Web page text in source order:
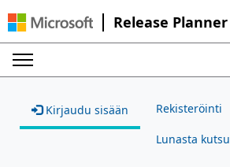
Release Planner
Kirjaudu sisään Rekisteröinti
Lunasta kutsu